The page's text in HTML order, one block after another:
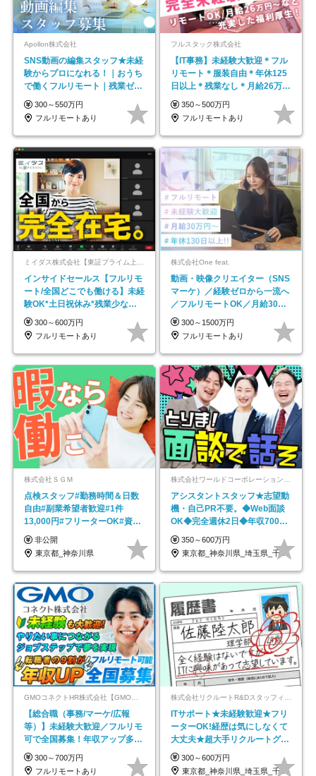
Apollon株式会社
SNS動画の編集スタッフ★未経
験からプロになれる！｜おうち
で働くフルリモート｜残業ゼロ
で18時退勤◎
300～550万円
フルリモートあり
フルスタック株式会社
【IT事務】未経験大歓迎＊フル
リモート＊服装自由＊年休125
日以上＊残業なし＊月給26万円
以上
350～500万円
フルリモートあり
インサイドセールス【フルリモ
ート/全国どこでも働ける】未経
験OK*土日祝休み*残業少なめ*
在宅勤務手当あり
300～600万円
フルリモートあり
株式会社One feat.
動画・映像クリエイター（SNS
マーケ）／経験ゼロから一流へ
／フルリモートOK／月給30万
円～／年休130日以上
300～1500万円
フルリモートあり
株式会社ＳＧＭ
点検スタッフ#勤務時間＆日数
自由#副業希望者歓迎#1件
13,000円#フリーターOK#資格
スキル不要
非公開
東京都_神奈川県
株式会社ワールドコーポレーション 採用事業部【上場グループ】
アシスタントスタッフ★志望動
機・自己PR不要。◆Web面談
OK◆完全週休2日◆年収700万
円可/p13
350～600万円
東京都_神奈川県_埼玉県_千葉県_大阪府…
GMOコネクトHR株式会社【GMOインターネットグループ】
【総合職（事務/マーケ/広報
等）】未経験大歓迎／フルリモ
可で全国募集！年収アップ多数
★年休最大130日★
300～700万円
フルリモートあり
ITサポート★未経験歓迎★フリ
ーターOK!経歴は気にしなくて
大丈夫★超大手リクルートグル
ープの正社員/sg
300～600万円
東京都_神奈川県_埼玉県_千葉県_大阪府…